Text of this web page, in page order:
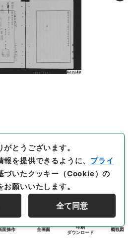
面操作 全画面
印刷
ダウンロード
概観図
とうございます。
を提供できるように、 プライ
づいたクッキー（Cookie）の
願いいたします。
全て同意